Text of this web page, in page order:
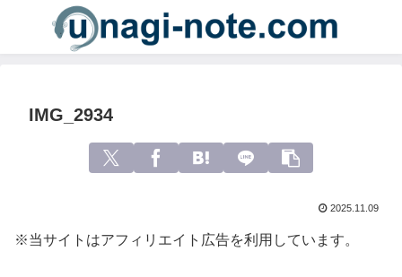
IMG_2934
2025.11.09
※当サイトはアフィリエイト広告を利用しています。